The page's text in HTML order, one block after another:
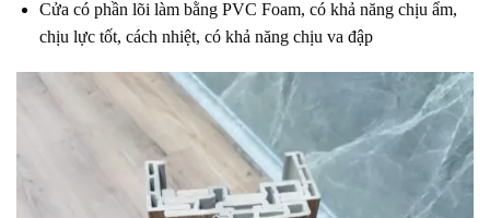
Cửa có phần lõi làm bằng PVC Foam, có khả năng chịu ẩm,
chịu lực tốt, cách nhiệt, có khả năng chịu va đập